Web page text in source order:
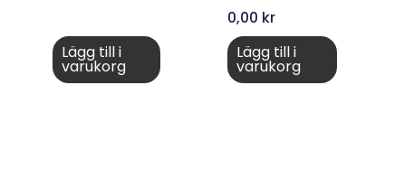
Lägg till i
varukorg
0,00 kr
Lägg till i
varukorg